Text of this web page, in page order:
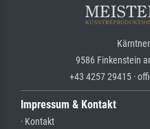
9586 Finkenstein
+43 4257 29415 ·
Impressum & Kontakt
· Kontakt